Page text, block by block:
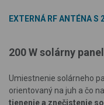
EXTERNÁ RF ANTÉNA S
200 W solárny
Umiestnenie solárneho
orientovaný na juh a čo
tienenie a znečistenie